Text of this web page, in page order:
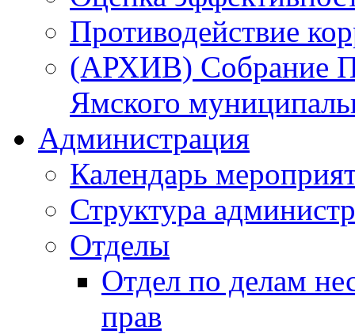
Противодействие
(АРХИВ) Собрание
Ямского
Администрация
Календарь
Структура
Отделы
Отдел по делам
прав